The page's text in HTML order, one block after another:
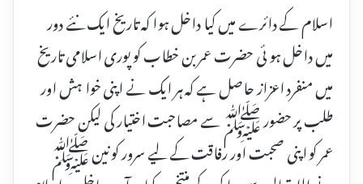
اسلام کے دائرے میں کیا داخل ہوا کہ تاریخ ایک نئے دور
میں داخل ہو ئی حضرت عمر بن خطاب کو پوری اسلامی تاریخ
میں منفرد اعزاز حاصل ہے کہ ہر ایک نے اپنی خوا ہش اور
طلب پر حضور ﷺ سے مصاحبت اختیار کی لیکن حضرت
عمر کو اپنی صحبت اور رفاقت کے لیے سرور کو نین ﷺ